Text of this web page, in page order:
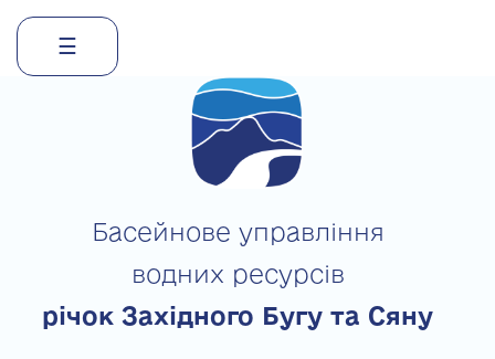
☰
Басейнове управління
водних ресурсів
річок Західного Бугу та Сяну